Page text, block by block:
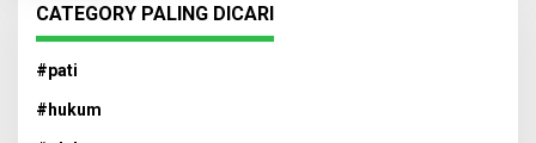
CATEGORY PALING DICARI
#pati
#hukum